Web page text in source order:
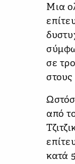
Μια
σε
από
κατά